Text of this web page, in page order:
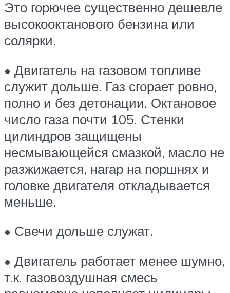
Это горючее существенно дешевле
высокооктанового бензина или
солярки.
• Двигатель на газовом топливе
служит дольше. Газ сгорает ровно,
полно и без детонации. Октановое
число газа почти 105. Стенки
цилиндров защищены
несмывающейся смазкой, масло не
разжижается, нагар на поршнях и
головке двигателя откладывается
меньше.
• Свечи дольше служат.
• Двигатель работает менее шумно,
т.к. газовоздушная смесь